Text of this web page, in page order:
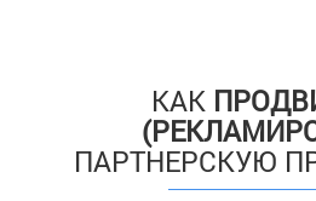
КАК
ПАРТНЕРСКУЮ